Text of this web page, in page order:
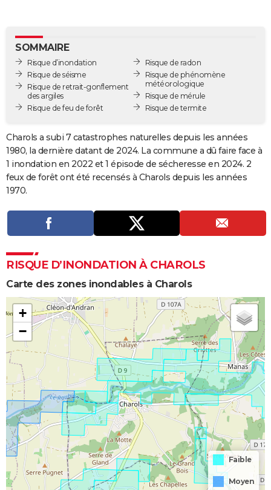
GUIDES D'ACHAT
BONS PLANS
CARTE DE VOEUX
Carte de Noël
Carte Bonne année
Carte Saint-Valentin
Carte Pâques
Carte d'anniversaire
DICTIONNAIRE
Dictionnaire
Biographies
Citations
Expressions
Proverbes
PROGRAMME TV
COPAINS D'AVANT
S'inscrire
Se connecter
Lycées
Collèges
Primaires
Universités
Entreprises
Service militaire
Avis de recherche
AVIS DE DÉCÈS
FORUM
Lifestyle
Sport
Television
Cinema
SOMMAIRE
Risque d’inondation
Risque de séisme
Risque de retrait-gonflement
des argiles
Risque de feu de forêt
Risque de radon
Risque de phénomène
météorologique
Risque de mérule
Risque de termite
Charols a subi 7 catastrophes naturelles depuis les années
1980, la dernière datant de 2024. La commune a dû faire face à
1 inondation en 2022 et 1 épisode de sécheresse en 2024. 2
feux de forêt ont été recensés à Charols depuis les années
1970.
RISQUE D’INONDATION À CHAROLS
Carte des zones inondables à Charols
+
−
Faible
Moyen